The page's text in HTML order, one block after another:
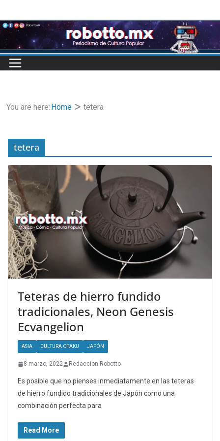
to
content
You are here: Home tetera
tetera
Teteras de hierro fundido
tradicionales, Neon Genesis
Ecvangelion
ASIA CULTURA OTAKU JAPÓN
8 marzo, 2022 Redaccion Robotto
Es posible que no pienses inmediatamente en las teteras
de hierro fundido tradicionales de Japón como una
combinación perfecta para
Read More